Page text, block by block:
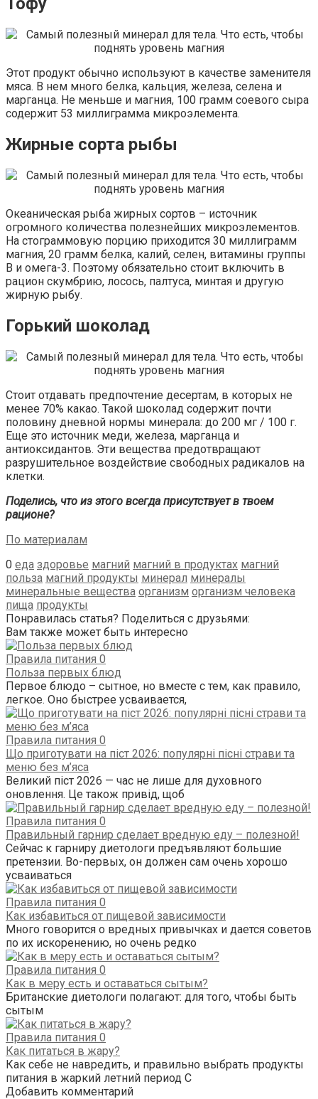
Этот продукт обычно используют в качестве заменителя
мяса. В нем много белка, кальция, железа, селена и
марганца. Не меньше и магния, 100 грамм соевого сыра
содержит 53 миллиграмма микроэлемента.
Жирные сорта рыбы
Океаническая рыба жирных сортов – источник
огромного количества полезнейших микроэлементов.
На стограммовую порцию приходится 30 миллиграмм
магния, 20 грамм белка, калий, селен, витамины группы
В и омега-3. Поэтому обязательно стоит включить в
рацион скумбрию, лосось, палтуса, минтая и другую
жирную рыбу.
Горький шоколад
Стоит отдавать предпочтение десертам, в которых не
менее 70% какао. Такой шоколад содержит почти
половину дневной нормы минерала: до 200 мг / 100 г.
Еще это источник меди, железа, марганца и
антиоксидантов. Эти вещества предотвращают
разрушительное воздействие свободных радикалов на
клетки.
Поделись, что из этого всегда присутствует в твоем
рационе?
По материалам
0 еда здоровье магний магний в продуктах магний
польза магний продукты минерал минералы
минеральные вещества организм организм человека
пища продукты
Понравилась статья? Поделиться с друзьями:
Вам также может быть интересно
Правила питания 0
Польза первых блюд
Первое блюдо – сытное, но вместе с тем, как правило,
легкое. Оно быстрее усваивается,
Правила питания 0
Що приготувати на піст 2026: популярні пісні страви та
меню без м’яса
Великий піст 2026 — час не лише для духовного
оновлення. Це також привід, щоб
Правила питания 0
Правильный гарнир сделает вредную еду – полезной!
Сейчас к гарниру диетологи предъявляют большие
претензии. Во-первых, он должен сам очень хорошо
усваиваться
Правила питания 0
Как избавиться от пищевой зависимости
Много говорится о вредных привычках и дается советов
по их искоренению, но очень редко
Правила питания 0
Как в меру есть и оставаться сытым?
Британские диетологи полагают: для того, чтобы быть
сытым
Правила питания 0
Как питаться в жару?
Как себе не навредить, и правильно выбрать продукты
питания в жаркий летний период С
Добавить комментарий